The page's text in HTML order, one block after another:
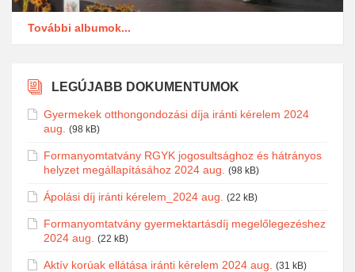
További albumok...
LEGÚJABB DOKUMENTUMOK
Gyermekek otthongondozási díja iránti kérelem 2024
aug.
(98 kB)
Formanyomtatvány RGYK jogosultsághoz és hátrányos
helyzet megállapításához 2024 aug.
(98 kB)
Ápolási díj iránti kérelem_2024 aug. (22 kB)
Formanyomtatvány gyermektartásdíj megelőlegezéshez
2024 aug.
(22 kB)
Aktív korúak ellátása iránti kérelem 2024 aug. (31 kB)